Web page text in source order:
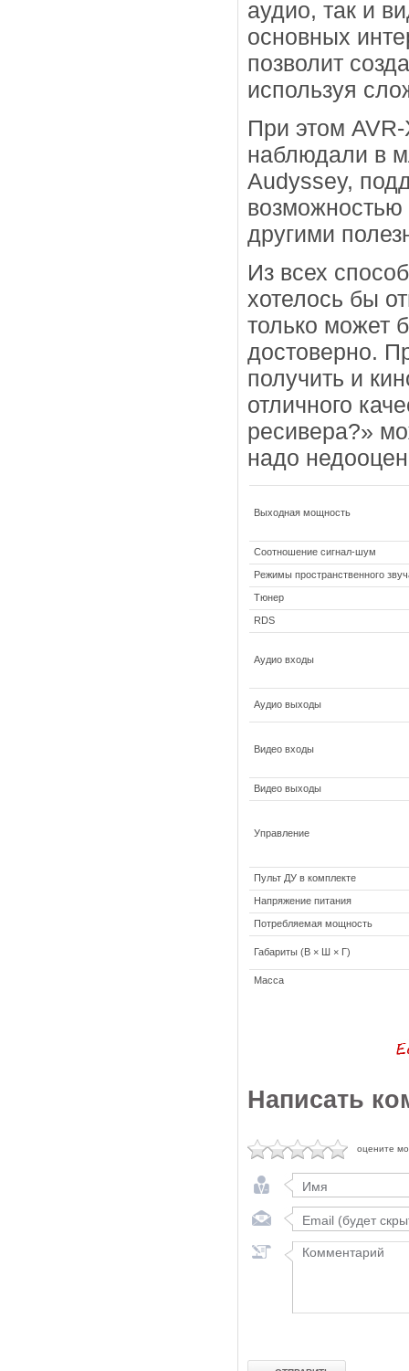
аудио, так и
основных
позволит
используя
При этом
наблюдали в
Audyssey,
другими
Из всех
хотелось бы
только может
достоверно.
получить и
отличного
ресивера?»
надо
Выходная мощность
Соотношение сигнал-шум
Режимы пространственного
Тюнер
RDS
Аудио входы
Аудио выходы
Видео входы
Видео выходы
Управление
Пульт ДУ в комплекте
Напряжение питания
Потребляемая мощность
Габариты (В × Ш × Г)
Масса
Написать
оцените